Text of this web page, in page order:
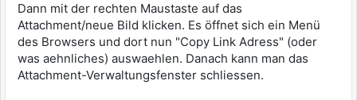
Dann mit der rechten Maustaste auf das
Attachment/neue Bild klicken. Es öffnet sich ein Menü
des Browsers und dort nun "Copy Link Adress" (oder
was aehnliches) auswaehlen. Danach kann man das
Attachment-Verwaltungsfenster schliessen.